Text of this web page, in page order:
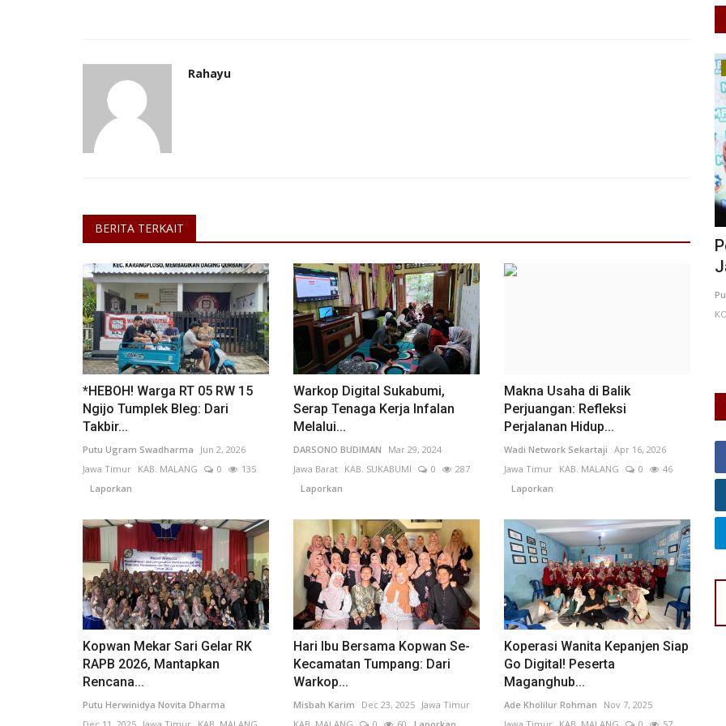
Rahayu
BERITA TERKAIT
*HEBOH! Warga RT 05 RW 15
Ngijo Tumplek Bleg: Dari
Takbir...
Putu Ugram Swadharma
Jun 2, 2026
Jawa Timur KAB. MALANG 0
135
Laporkan
Warkop Digital Sukabumi,
Serap Tenaga Kerja Infalan
Melalui...
DARSONO BUDIMAN
Mar 29, 2024
Jawa Barat
KAB. SUKABUMI 0
287
Laporkan
Makna Usaha di Balik
Perjuangan: Refleksi
Perjalanan Hidup...
Wadi Network Sekartaji Apr 16, 2026
Jawa Timur
KAB. MALANG 0
46
Laporkan
Kopwan Mekar Sari Gelar RK
RAPB 2026, Mantapkan
Rencana...
Putu Herwinidya Novita Dharma
Hari Ibu Bersama Kopwan Se-
Kecamatan Tumpang: Dari
Warkop...
Misbah Karim Dec 23, 2025
Jawa Timur
Koperasi Wanita Kepanjen Siap
Go Digital! Peserta
Maganghub...
Ade Kholilur Rohman
Nov 7, 2025
Jawa Barat
Kebakaran Hanguskan Kios di Jalan
Soekarno-Hatta Bandung:...
Hafizh Dzulfiqar S Mar 27, 2026 Jawa Barat KOTA BANDUNG
0
32Laporkan
Kebakaran melanda sebuah bangunan di Jalan Soekarno-
Hatta dekat Pasar Moh. Toha,...
Perlindungan Perempuan dan Anak
Jadi Gerakan Bersama, Momentum...
Putu Ugram Swadharma
KOTA ADM. JAKARTA TIMUR